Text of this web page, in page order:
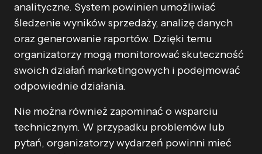
analityczne. System powinien umożliwiać
śledzenie wyników sprzedaży, analizę danych
oraz generowanie raportów. Dzięki temu
organizatorzy mogą monitorować skuteczność
swoich działań marketingowych i podejmować
odpowiednie działania.
Nie można również zapominać o wsparciu
technicznym. W przypadku problemów lub
pytań, organizatorzy wydarzeń powinni mieć